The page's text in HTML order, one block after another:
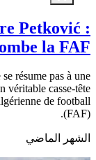
Petković :
la FAF
résume pas à une
véritable casse-tête
de football
(FAF).
الشهر الماضي